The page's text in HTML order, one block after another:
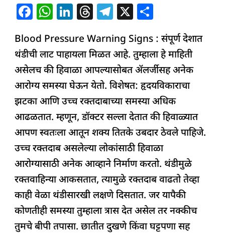
F
c
e
b
o
o
k
W
at
s
A
p
p
Li
k
e
dI
n
T
re
a
d
s
T
e
g
ra
m
X
ar
e
Blood Pressure Warning Signs : संपूर्ण देशात
थंडीची लाट पाहायला मिळत आहे. तुम्हाला हे माहिती
असेलच की हिवाळा आपल्यासोबत ॲलर्जीसह अनेक
आरोग्य समस्या घेऊन येतो. विशेषत: हृदयविकाराचा
झटका आणि उच्च रक्तदाबाच्या समस्या अधिक
आढळतात. म्हणून, डॉक्टर सल्ला देतात की हिवाळ्यात
आपण स्वतःला आतून शक्य तितके उबदार ठेवले पाहिजे.
उच्च रक्तदाब असलेल्या लोकांसाठी हिवाळा
आरोग्यासाठी अनेक आव्हाने निर्माण करतो. थंडीमुळे
रक्तवाहिन्या आकसतात, त्यामुळे रक्तदाब वाढतो तेव्हा
काही वेळा थंडीसारखी लक्षणे दिसतात. जर यापैकी
कोणतीही समस्या तुम्हाला त्रास देत असेल तर नक्कीच
तुमचे बीपी तपासा. छातीत दुखणे किंवा घट्टपणा सह